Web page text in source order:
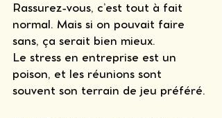
Rassurez-vous, c’est tout à fait
normal. Mais si on pouvait faire
sans, ça serait bien mieux.
Le stress en entreprise est un
poison, et les réunions sont
souvent son terrain de jeu préféré.